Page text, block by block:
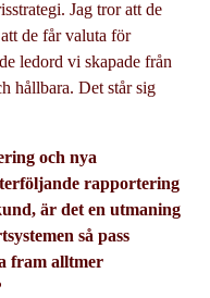
Jag tror att de
de får valuta för
ledord vi skapade från
hållbara. Det står sig
och nya
rapportering
är det en utmaning
så pass
fram alltmer